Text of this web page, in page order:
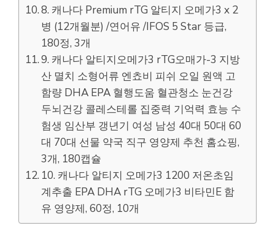
8. 캐나다 Premium rTG 알티지 오메가3 x 2
병 (12개월분) /연어유 /IFOS 5 Star 등급,
180정, 3개
9. 캐나다 알티지오메가3 rTG오매가-3 지방
산 멸치 소형어류 엔쵸비 피쉬 오일 원액 고
함량 DHA EPA 혈행도움 혈관청소 눈건강
두뇌건강 콜레스테롤 집중력 기억력 효능 수
험생 임산부 갱년기 여성 남성 40대 50대 60
대 70대 선물 약국 직구 영양제 추천 홈쇼핑,
3개, 180캡슐
10. 캐나다 알티지 오메가3 1200 저온초임
계추출 EPA DHA rTG 오메가3 비타민E 함
유 영양제, 60정, 10개